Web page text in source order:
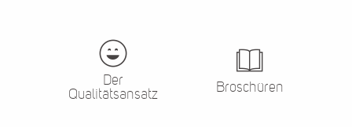
Der
Qualitätsansatz
Broschüren